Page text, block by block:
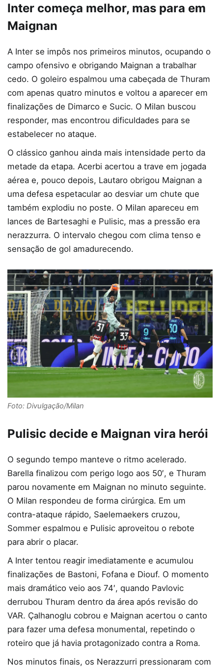
Inter começa melhor, mas para em
Maignan
A Inter se impôs nos primeiros minutos, ocupando o
campo ofensivo e obrigando Maignan a trabalhar
cedo. O goleiro espalmou uma cabeçada de Thuram
com apenas quatro minutos e voltou a aparecer em
finalizações de Dimarco e Sucic. O Milan buscou
responder, mas encontrou dificuldades para se
estabelecer no ataque.
O clássico ganhou ainda mais intensidade perto da
metade da etapa. Acerbi acertou a trave em jogada
aérea e, pouco depois, Lautaro obrigou Maignan a
uma defesa espetacular ao desviar um chute que
também explodiu no poste. O Milan apareceu em
lances de Bartesaghi e Pulisic, mas a pressão era
nerazzurra. O intervalo chegou com clima tenso e
sensação de gol amadurecendo.
Foto: Divulgação/Milan
Pulisic decide e Maignan vira herói
O segundo tempo manteve o ritmo acelerado.
Barella finalizou com perigo logo aos 50′, e Thuram
parou novamente em Maignan no minuto seguinte.
O Milan respondeu de forma cirúrgica. Em um
contra-ataque rápido, Saelemaekers cruzou,
Sommer espalmou e Pulisic aproveitou o rebote
para abrir o placar.
A Inter tentou reagir imediatamente e acumulou
finalizações de Bastoni, Fofana e Diouf. O momento
mais dramático veio aos 74′, quando Pavlovic
derrubou Thuram dentro da área após revisão do
VAR. Çalhanoglu cobrou e Maignan acertou o canto
para fazer uma defesa monumental, repetindo o
roteiro que já havia protagonizado contra a Roma.
Nos minutos finais, os Nerazzurri pressionaram com